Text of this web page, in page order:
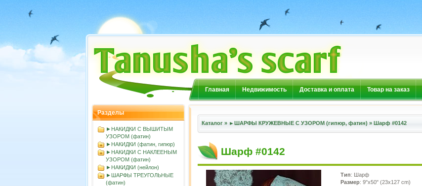
Главная Недвижимость Доставка и оплата Товар на заказ
Разделы
►НАКИДКИ С ВЫШИТЫМ
УЗОРОМ (фатин)
►НАКИДКИ (фатин, гипюр)
►НАКИДКИ С НАКЛЕЕНЫМ
УЗОРОМ (фатин)
►НАКИДКИ (нейлон)
►ШАРФЫ ТРЕУГОЛЬНЫЕ
(фатин)
Каталог » ►ШАРФЫ КРУЖЕВНЫЕ С УЗОРОМ (гипюр, фатин) » Шарф #0142
Шарф #0142
Тип: Шарф
Размер: 9"x50" (23x127 cm)